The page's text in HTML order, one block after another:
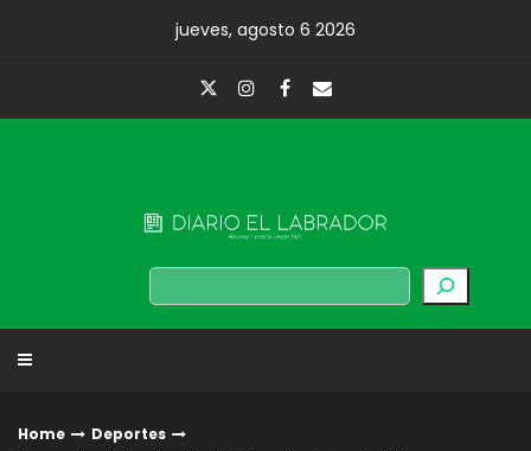
jueves, agosto 6 2026
Buscar
Home
Deportes